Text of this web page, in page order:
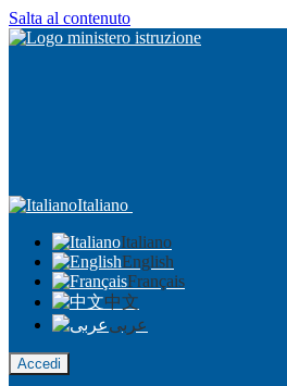
Salta al contenuto
Italiano
Italiano
English
Français
中文
عربى
Accedi